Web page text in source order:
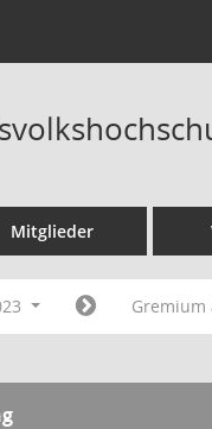
Mitglieder
Gremium